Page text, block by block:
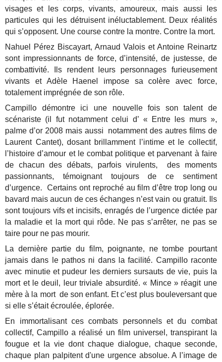
visages et les corps, vivants, amoureux, mais aussi les
particules qui les détruisent inéluctablement. Deux réalités
qui s’opposent. Une course contre la montre. Contre la mort.
Nahuel Pérez Biscayart, Arnaud Valois et Antoine Reinartz
sont impressionnants de force, d’intensité, de justesse, de
combattivité. Ils rendent leurs personnages furieusement
vivants et Adèle Haenel impose sa colère avec force,
totalement imprégnée de son rôle.
Campillo démontre ici une nouvelle fois son talent de
scénariste (il fut notamment celui d’ « Entre les murs »,
palme d’or 2008 mais aussi notamment des autres films de
Laurent Cantet), dosant brillamment l’intime et le collectif,
l’histoire d’amour et le combat politique et parvenant à faire
de chacun des débats, parfois virulents, des moments
passionnants, témoignant toujours de ce sentiment
d’urgence. Certains ont reproché au film d’être trop long ou
bavard mais aucun de ces échanges n’est vain ou gratuit. Ils
sont toujours vifs et incisifs, enragés de l’urgence dictée par
la maladie et la mort qui rôde. Ne pas s’arrêter, ne pas se
taire pour ne pas mourir.
La dernière partie du film, poignante, ne tombe pourtant
jamais dans le pathos ni dans la facilité. Campillo raconte
avec minutie et pudeur les derniers sursauts de vie, puis la
mort et le deuil, leur triviale absurdité. « Mince » réagit une
mère à la mort de son enfant. Et c’est plus bouleversant que
si elle s’était écroulée, éplorée.
En immortalisant ces combats personnels et du combat
collectif, Campillo a réalisé un film universel, transpirant la
fougue et la vie dont chaque dialogue, chaque seconde,
chaque plan palpitent d'une urgence absolue. A l’image de